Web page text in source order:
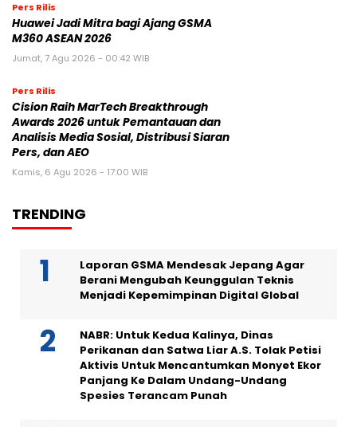
Pers Rilis
Huawei Jadi Mitra bagi Ajang GSMA
M360 ASEAN 2026
Jumat, 7 Agu 2026 - 00:42 WIB
Pers Rilis
Cision Raih MarTech Breakthrough
Awards 2026 untuk Pemantauan dan
Analisis Media Sosial, Distribusi Siaran
Pers, dan AEO
Kamis, 6 Agu 2026 - 17:00 WIB
TRENDING
Laporan GSMA Mendesak Jepang Agar
Berani Mengubah Keunggulan Teknis
Menjadi Kepemimpinan Digital Global
NABR: Untuk Kedua Kalinya, Dinas
Perikanan dan Satwa Liar A.S. Tolak Petisi
Aktivis Untuk Mencantumkan Monyet Ekor
Panjang Ke Dalam Undang-Undang
Spesies Terancam Punah